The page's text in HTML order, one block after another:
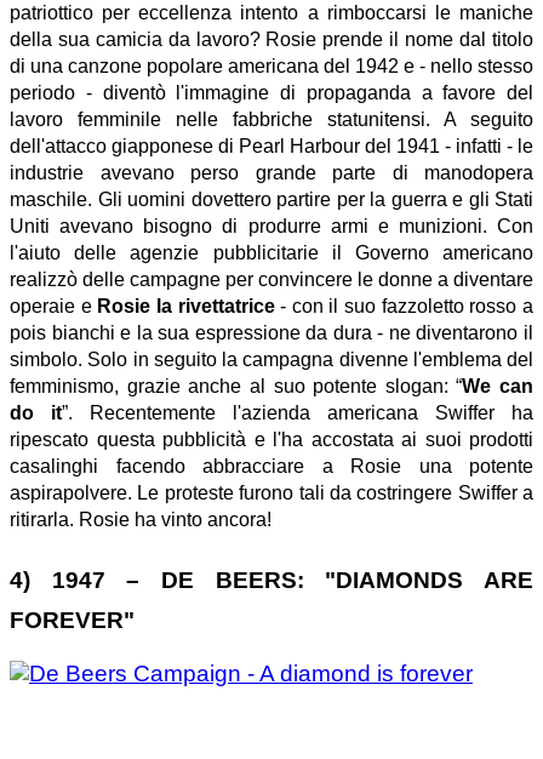
patriottico per eccellenza intento a rimboccarsi le maniche
della sua camicia da lavoro? Rosie prende il nome dal titolo
di una canzone popolare americana del 1942 e - nello stesso
periodo - diventò l'immagine di propaganda a favore del
lavoro femminile nelle fabbriche statunitensi. A seguito
dell'attacco giapponese di Pearl Harbour del 1941 - infatti - le
industrie avevano perso grande parte di manodopera
maschile. Gli uomini dovettero partire per la guerra e gli Stati
Uniti avevano bisogno di produrre armi e munizioni. Con
l'aiuto delle agenzie pubblicitarie il Governo americano
realizzò delle campagne per convincere le donne a diventare
operaie e Rosie la rivettatrice- con il suo fazzoletto rosso a
pois bianchi e la sua espressione da dura - ne diventarono il
simbolo. Solo in seguito la campagna divenne l'emblema del
femminismo, grazie anche al suo potente slogan: “We can
do it”. Recentemente l'azienda americana Swiffer ha
ripescato questa pubblicità e l'ha accostata ai suoi prodotti
casalinghi facendo abbracciare a Rosie una potente
aspirapolvere. Le proteste furono tali da costringere Swiffer a
ritirarla. Rosie ha vinto ancora!
4) 1947 – DE BEERS: "DIAMONDS ARE
FOREVER"